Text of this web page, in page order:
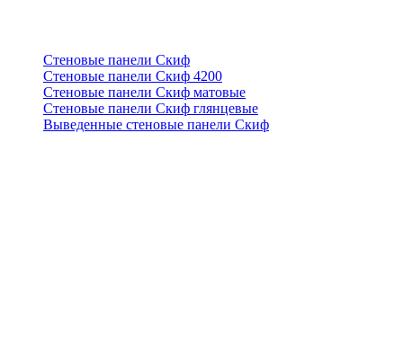
Стеновые панели Скиф
Стеновые панели Скиф 4200
Стеновые панели Скиф матовые
Стеновые панели Скиф глянцевые
Выведенные стеновые панели Скиф